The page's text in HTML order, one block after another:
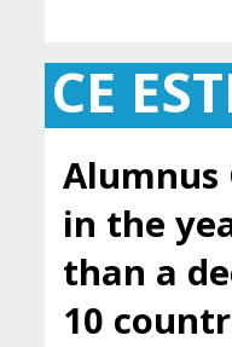
CE
Alumnus
in the
than a
10